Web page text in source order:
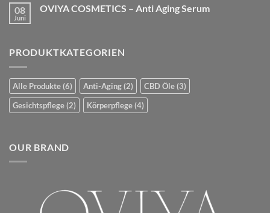
OILS
CBD
Facial
Lotion
08
Juni
OVIYA COSMETICS – Anti Aging Serum
COSMETICS
Serum
PRODUKTKATEGORIEN
Alle Produkte(6) Anti-Aging(2) CBD Öle(3)
Gesichtspflege(2) Körperpflege(4)
OUR BRAND